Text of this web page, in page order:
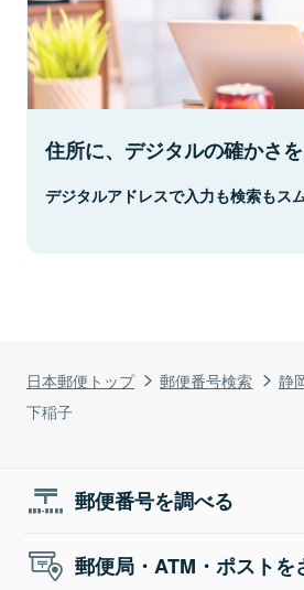
日本郵便トップ 郵便番号検索 静
下稲子
住所に、デジタルの確かさを
デジタルアドレスで入力も検索もス
郵便番号を調べる
郵便局・ATM・ポストを